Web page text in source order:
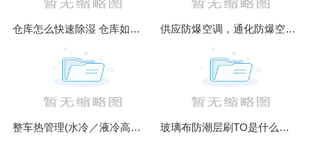
仓库怎么快速除湿 仓库如何除湿 供应防爆空调，通化防爆空调厂家
整车热管理(水冷／液冷高低温热工运行模拟仿真测试台) 玻璃布防潮层刷TO是什么意思